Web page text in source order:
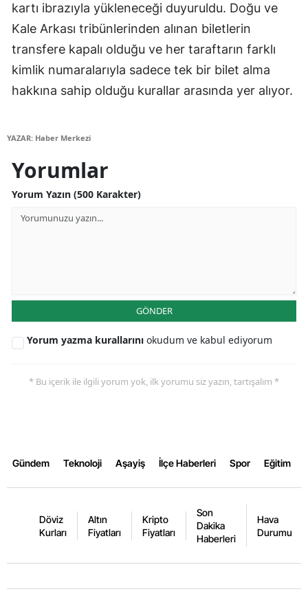
Mersin
İzmir
Kars
Malatya
Kahramanmaraş
Muş
Nevşehir
Niğde
Ordu
kartı ibrazıyla yükleneceği duyuruldu. Doğu ve
Kale Arkası tribünlerinden alınan biletlerin
transfere kapalı olduğu ve her taraftarın farklı
kimlik numaralarıyla sadece tek bir bilet alma
hakkına sahip olduğu kurallar arasında yer alıyor.
YAZAR: Haber Merkezi
Yorumlar
Yorum Yazın (500 Karakter)
GÖNDER
Yorum yazma kurallarını okudum ve kabul ediyorum
* Bu içerik ile ilgili yorum yok, ilk yorumu siz yazın, tartışalım *
Gündem Teknoloji Aşayiş İlçe Haberleri Spor Eğitim
Döviz
Kurları
Altın
Fiyatları
Kripto
Fiyatları
Son
Dakika
Haberleri
Hava
Durumu